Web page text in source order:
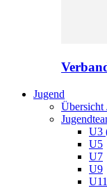
Jugend
Übersicht
U3
U5
U7
U9
U11